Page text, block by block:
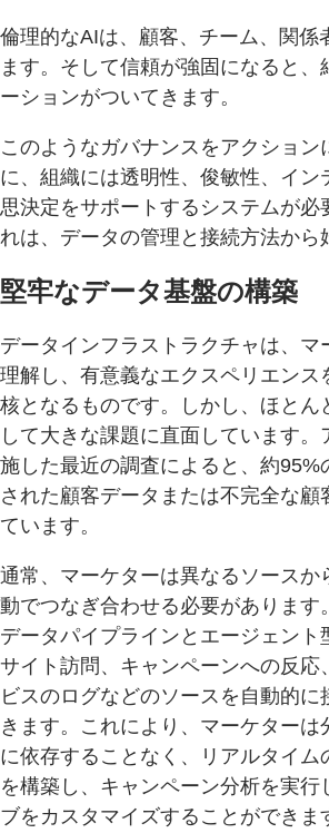
倫理的なAIは、顧客、チーム、関係
ます。そして信頼が強固になると、
ーションがついてきます。
このようなガバナンスをアクション
に、組織には透明性、俊敏性、イン
思決定をサポートするシステムが必
れは、データの管理と接続方法から
堅牢なデータ基盤の構築
データインフラストラクチャは、マ
理解し、有意義なエクスペリエンス
核となるものです。しかし、ほとん
して大きな課題に直面しています。
施した最近の調査によると、約95%
された顧客データまたは不完全な顧
ています。
通常、マーケターは異なるソースか
動でつなぎ合わせる必要があります
データパイプラインとエージェント
サイト訪問、キャンペーンへの反応
ビスのログなどのソースを自動的に
きます。これにより、マーケターは
に依存することなく、リアルタイム
を構築し、キャンペーン分析を実行
ブをカスタマイズすることができま